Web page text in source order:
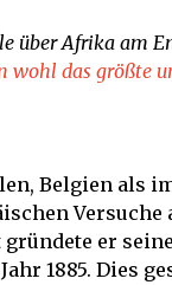
über Afrika am
das größte
Belgien als
Versuche
er
1885. Dies